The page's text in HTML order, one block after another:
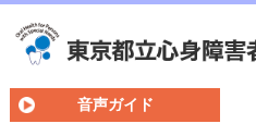
音声ガイド